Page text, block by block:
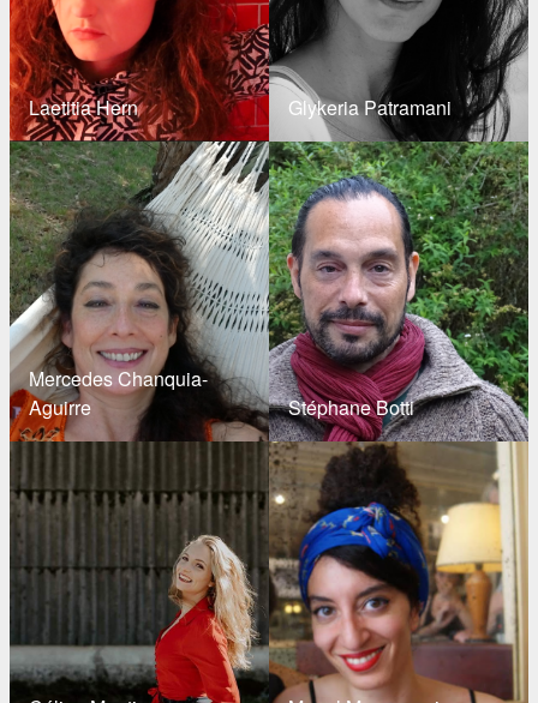
Laetitia Hern Glykeria Patramani
Mercedes Chanquia-
Aguirre
Stéphane Botti